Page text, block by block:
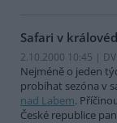
Safari v
2.10.2000 10:45 |
Nejméně o jeden
probíhat sezóna v
nad Labem.
České republice